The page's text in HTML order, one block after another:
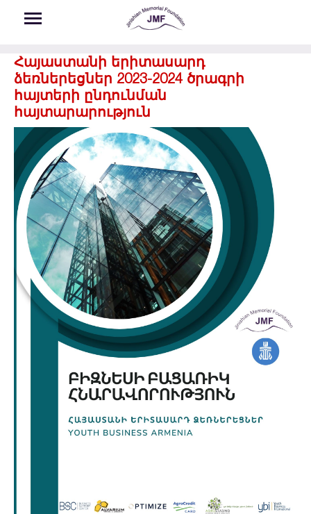
Հայաստանի երիտասարդ
ձեռներեցներ 2023-2024 ծրագրի
հայտերի ընդունման
հայտարարություն